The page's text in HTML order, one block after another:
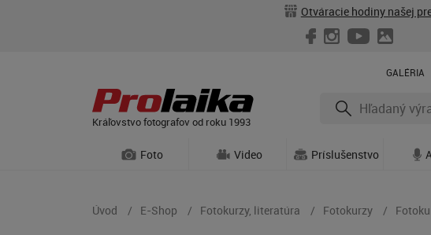
Otváracie hodiny našej
GALÉRIA
Kráľovstvo fotografov od roku 1993
Foto Video Príslušenstvo
Úvod E-Shop Fotokurzy, literatúra Fotokurzy